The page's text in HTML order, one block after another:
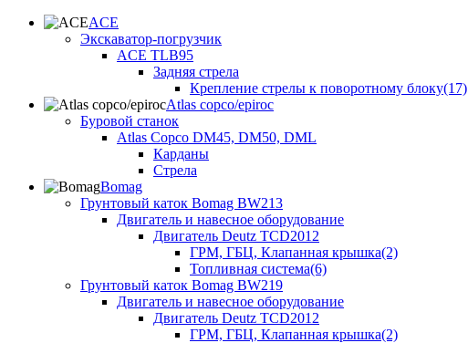
ACE
Экскаватор-погрузчик
ACE TLB95
Задняя стрела
Крепление стрелы к поворотному блоку(17)
Atlas copco/epiroc
Буровой станок
Atlas Copco DM45, DM50, DML
Карданы
Стрела
Bomag
Грунтовый каток Bomag BW213
Двигатель и навесное оборудование
Двигатель Deutz TCD2012
ГРМ, ГБЦ, Клапанная крышка(2)
Топливная система(6)
Грунтовый каток Bomag BW219
Двигатель и навесное оборудование
Двигатель Deutz TCD2012
ГРМ, ГБЦ, Клапанная крышка(2)